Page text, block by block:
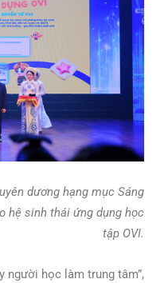
dương hạng mục Sáng
hệ sinh thái ứng dụng học
tập OVI.
người học làm trung tâm”,